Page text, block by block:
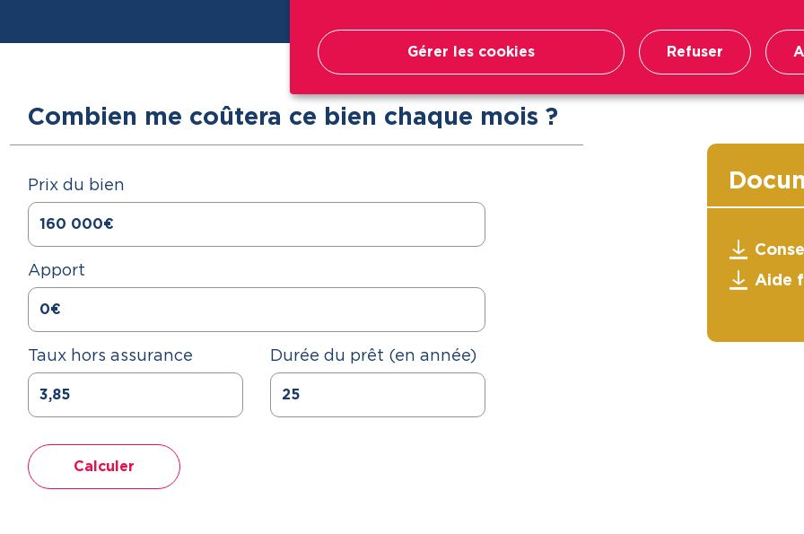
Combien me coûtera ce bien chaque mois ?
Prix du bien
Apport
Taux hors assurance Durée du prêt (en année)
Calculer
Aide
Gérer les cookies Refuser